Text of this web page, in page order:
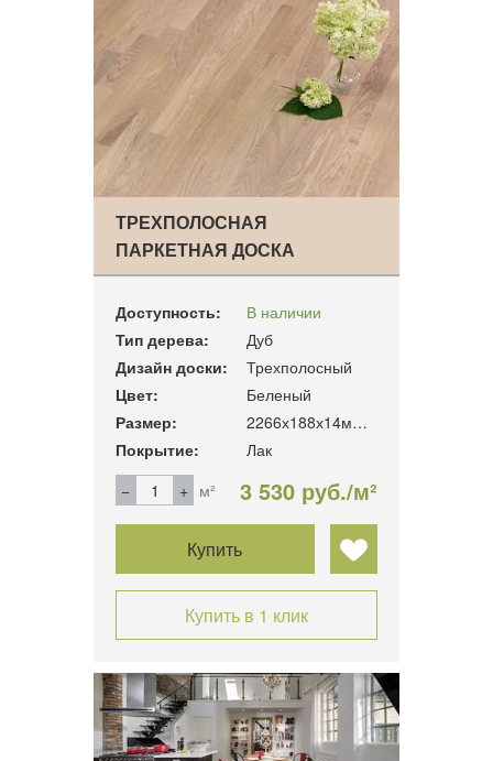
ТРЕХПОЛОСНАЯ
ПАРКЕТНАЯ ДОСКА
PARKETDOCKA «…
Доступность:
В наличии
Тип дерева:
Дуб
Дизайн доски:
Трехполосный
Цвет:
Беленый
Размер:
2266х188х14мм. 3.41м2/уп
Покрытие:
Лак
м²
3 530 руб./м²
Купить
Купить в 1 клик